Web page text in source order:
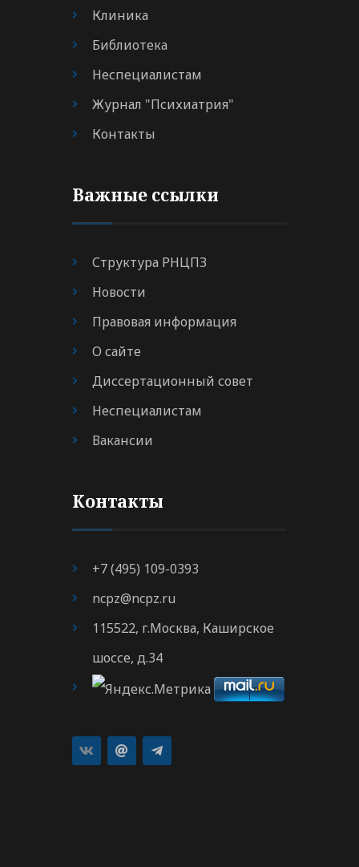
Клиника
Библиотека
Неспециалистам
Журнал "Психиатрия"
Контакты
Важные ссылки
Структура РНЦПЗ
Новости
Правовая информация
О сайте
Диссертационный совет
Неспециалистам
Вакансии
Контакты
+7 (495) 109-0393
ncpz@ncpz.ru
115522, г.Москва, Каширское
шоссе, д.34